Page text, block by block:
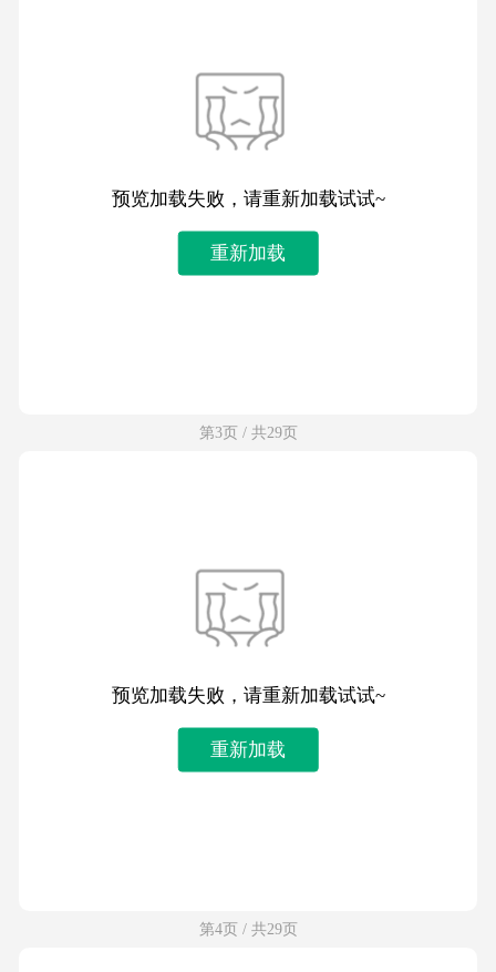
预览加载失败，请重新加载试试~
重新加载
第3页 / 共29页
预览加载失败，请重新加载试试~
重新加载
第4页 / 共29页